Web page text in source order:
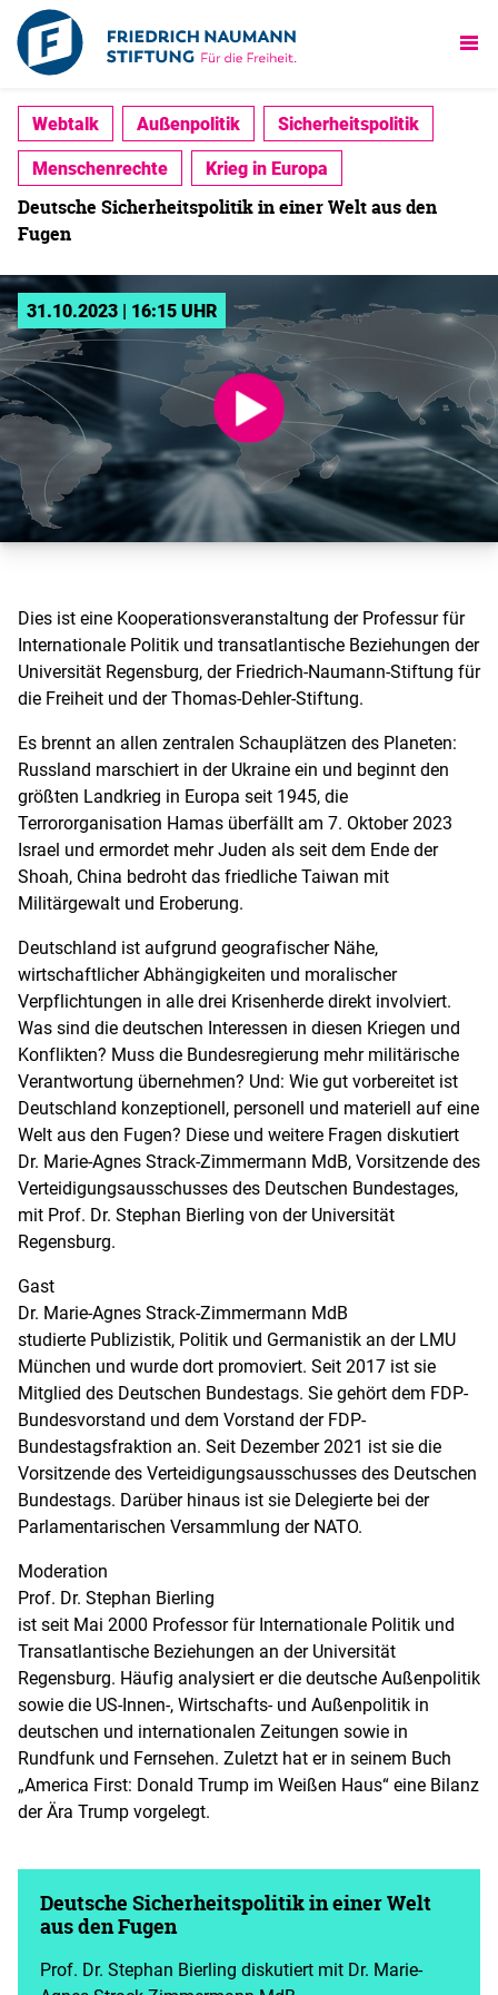
Webtalk Außenpolitik
Sicherheitspolitik
Menschenrechte
Krieg in Europa
Deutsche Sicherheitspolitik in einer Welt aus den
Fugen
31.10.2023 | 16:15 UHR
Dies ist eine Kooperationsveranstaltung der Professur für
Internationale Politik und transatlantische Beziehungen der
Universität Regensburg, der Friedrich-Naumann-Stiftung für
die Freiheit und der Thomas-Dehler-Stiftung.
Es brennt an allen zentralen Schauplätzen des Planeten:
Russland marschiert in der Ukraine ein und beginnt den
größten Landkrieg in Europa seit 1945, die
Terrororganisation Hamas überfällt am 7. Oktober 2023
Israel und ermordet mehr Juden als seit dem Ende der
Shoah, China bedroht das friedliche Taiwan mit
Militärgewalt und Eroberung.
Deutschland ist aufgrund geografischer Nähe,
wirtschaftlicher Abhängigkeiten und moralischer
Verpflichtungen in alle drei Krisenherde direkt involviert.
Was sind die deutschen Interessen in diesen Kriegen und
Konflikten? Muss die Bundesregierung mehr militärische
Verantwortung übernehmen? Und: Wie gut vorbereitet ist
Deutschland konzeptionell, personell und materiell auf eine
Welt aus den Fugen? Diese und weitere Fragen diskutiert
Dr. Marie-Agnes Strack-Zimmermann MdB, Vorsitzende des
Verteidigungsausschusses des Deutschen Bundestages,
mit Prof. Dr. Stephan Bierling von der Universität
Regensburg.
Gast
Dr. Marie-Agnes Strack-Zimmermann MdB
studierte Publizistik, Politik und Germanistik an der LMU
München und wurde dort promoviert. Seit 2017 ist sie
Mitglied des Deutschen Bundestags. Sie gehört dem FDP-
Bundesvorstand und dem Vorstand der FDP-
Bundestagsfraktion an. Seit Dezember 2021 ist sie die
Vorsitzende des Verteidigungsausschusses des Deutschen
Bundestags. Darüber hinaus ist sie Delegierte bei der
Parlamentarischen Versammlung der NATO.
Moderation
Prof. Dr. Stephan Bierling
ist seit Mai 2000 Professor für Internationale Politik und
Transatlantische Beziehungen an der Universität
Regensburg. Häufig analysiert er die deutsche Außenpolitik
sowie die US-Innen-, Wirtschafts- und Außenpolitik in
deutschen und internationalen Zeitungen sowie in
Rundfunk und Fernsehen. Zuletzt hat er in seinem Buch
„America First: Donald Trump im Weißen Haus“ eine Bilanz
der Ära Trump vorgelegt.
Deutsche Sicherheitspolitik in einer Welt
aus den Fugen
Prof. Dr. Stephan Bierling diskutiert mit Dr. Marie-